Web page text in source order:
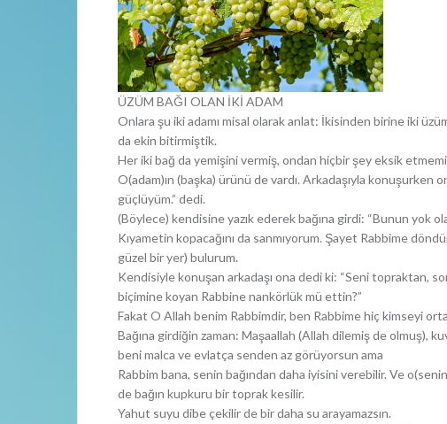
ÜZÜM BAĞI OLAN İKİ ADAM
Onlara şu iki adamı misal olarak anlat: İkisinden birine iki
da ekin bitirmiştik.
Her iki bağ da yemişini vermiş, ondan hiçbir şey eksik
O(adam)ın (başka) ürünü de vardı. Arkadaşıyla konuşurken
güçlüyüm.” dedi.
(Böylece) kendisine yazık ederek bağına girdi: “Bunun yok
Kıyametin kopacağını da sanmıyorum. Şayet Rabbime
güzel bir yer) bulurum.
Kendisiyle konuşan arkadaşı ona dedi ki: “Seni topraktan,
biçimine koyan Rabbine nankörlük mü ettin?”
Fakat O Allah benim Rabbimdir, ben Rabbime hiç kimseyi
Bağına girdiğin zaman: Maşaallah (Allah dilemiş de olmuş),
beni malca ve evlatça senden az görüyorsun ama
Rabbim bana, senin bağından daha iyisini verebilir. Ve
de bağın kupkuru bir toprak kesilir.
Yahut suyu dibe çekilir de bir daha su arayamazsın.